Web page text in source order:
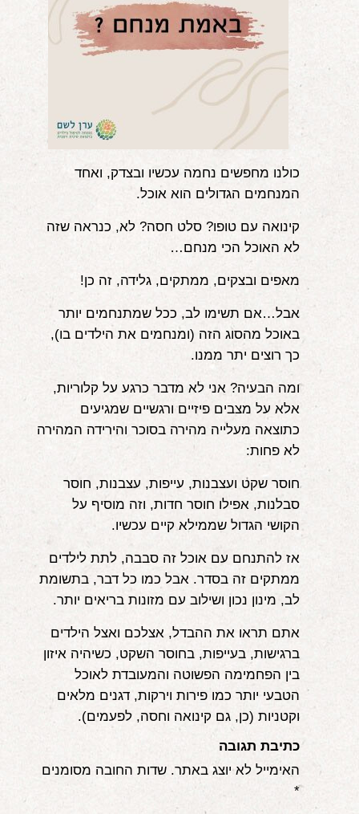
הורים ממליצים
לימודי "שונישין"
במתנה!
052-6868768
כולנו מחפשים נחמה עכשיו ובצדק, ואחד
המנחמים הגדולים הוא אוכל.
קינואה עם טופו? סלט חסה? לא, כנראה שזה
לא האוכל הכי מנחם…
מאפים ובצקים, ממתקים, גלידה, זה כן!
אבל…אם תשימו לב, ככל שמתנחמים יותר
באוכל מהסוג הזה (ומנחמים את הילדים בו),
כך רוצים יתר ממנו.
ומה הבעיה? אני לא מדבר כרגע על קלוריות,
אלא על מצבים פיזיים ורגשיים שמגיעים
כתוצאה מעלייה מהירה בסוכר והירידה המהירה
לא פחות:
חוסר שקט ועצבנות, עייפות, עצבנות, חוסר
סבלנות, אפילו חוסר חדות, וזה מוסיף על
הקושי הגדול שממילא קיים עכשיו.
אז להתנחם עם אוכל זה סבבה, לתת לילדים
ממתקים זה בסדר. אבל כמו כל דבר, בתשומת
לב, מינון נכון ושילוב עם מזונות בריאים יותר.
אתם תראו את ההבדל, אצלכם ואצל הילדים
ברגישות, בעייפות, בחוסר השקט, כשיהיה איזון
בין הפחמימה הפשוטה והמעובדת לאוכל
הטבעי יותר כמו פירות וירקות, דגנים מלאים
וקטניות (כן, גם קינואה וחסה, לפעמים).
כתיבת תגובה
האימייל לא יוצג באתר. שדות החובה מסומנים
*